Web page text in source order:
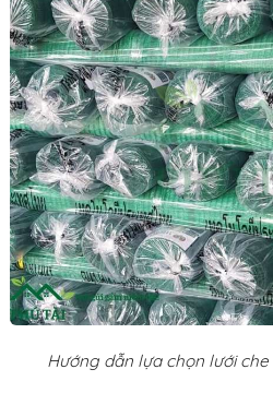
Hướng dẫn lựa chọn lưới